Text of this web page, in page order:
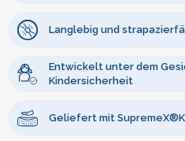
Langlebig und
Entwickelt unter dem
Kindersicherheit
Geliefert mit